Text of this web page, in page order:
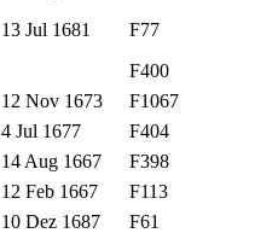
13 Jul 1681
F77
F400
12 Nov 1673
F1067
4 Jul 1677
F404
14 Aug 1667
F398
12 Feb 1667
F113
10 Dez 1687
F61